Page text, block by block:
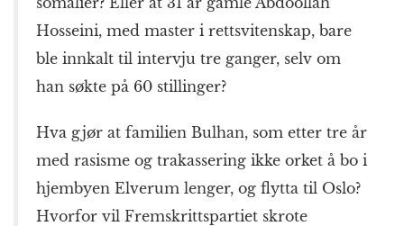
Hosseini, med master i rettsvitenskap, bare
ble innkalt til intervju tre ganger, selv om
han søkte på 60 stillinger?
Hva gjør at familien Bulhan, som etter tre år
med rasisme og trakassering ikke orket å bo i
hjembyen Elverum lenger, og flytta til Oslo?
Hvorfor vil Fremskrittspartiet skrote